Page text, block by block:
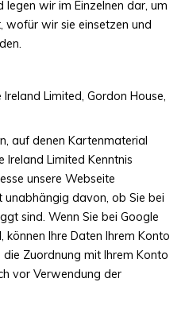
legen wir im Einzelnen dar, um
wofür wir sie einsetzen und
Limited, Gordon House,
auf denen Kartenmaterial
Limited Kenntnis
unsere Webseite
davon, ob Sie bei
sind. Wenn Sie bei Google
Ihre Daten Ihrem Konto
Zuordnung mit Ihrem Konto
vor Verwendung der